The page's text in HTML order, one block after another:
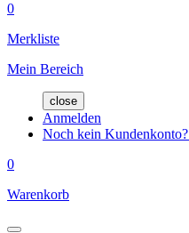
0
Merkliste
Mein Bereich
close
Anmelden
Noch kein Kundenkonto?
0
Warenkorb